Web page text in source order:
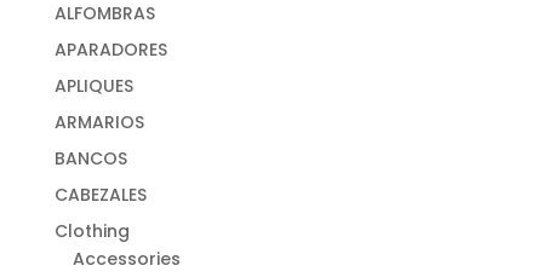
ALFOMBRAS
APARADORES
APLIQUES
ARMARIOS
BANCOS
CABEZALES
Clothing
Accessories